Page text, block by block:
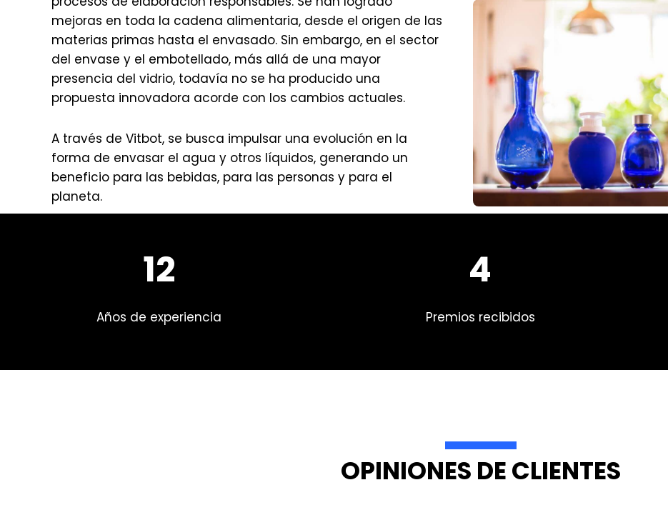
mejoras en toda la cadena alimentaria, desde el origen de las
materias primas hasta el envasado. Sin embargo, en el sector
del envase y el embotellado, más allá de una mayor
presencia del vidrio, todavía no se ha producido una
propuesta innovadora acorde con los cambios actuales.
A través de Vitbot, se busca impulsar una evolución en la
forma de envasar el agua y otros líquidos, generando un
beneficio para las bebidas, para las personas y para el
planeta.
12
Años de experiencia
4
Premios recibidos
OPINIONES DE CLIENTES